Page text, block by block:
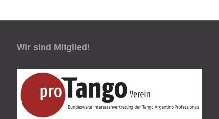
Wir sind Mitglied!